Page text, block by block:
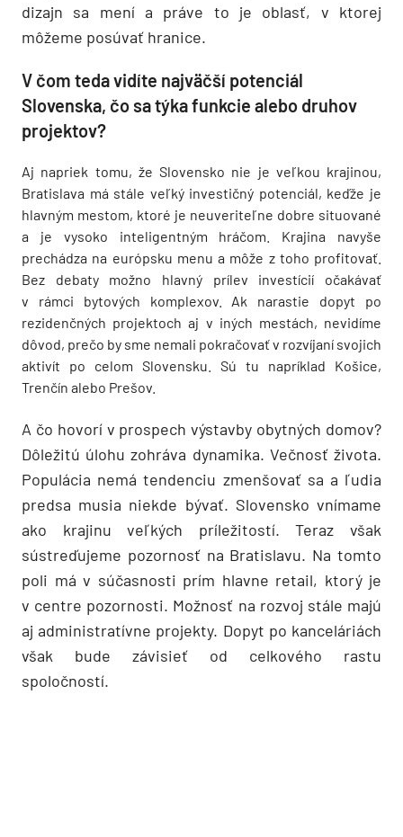
dizajn sa mení a práve to je oblasť, v ktorej
môžeme posúvať hranice.
V čom teda vidíte najväčší potenciál
Slovenska, čo sa týka funkcie alebo druhov
projektov?
Aj napriek tomu, že Slovensko nie je veľkou krajinou,
Bratislava má stále veľký investičný potenciál, keďže je
hlavným mestom, ktoré je neuveriteľne dobre situované
a je vysoko inteligentným hráčom. Krajina navyše
prechádza na európsku menu a môže z toho profitovať.
Bez debaty možno hlavný prílev investícií očakávať
v rámci bytových komplexov. Ak narastie dopyt po
rezidenčných projektoch aj v iných mestách, nevidíme
dôvod, prečo by sme nemali pokračovať v rozvíjaní svojich
aktivít po celom Slovensku. Sú tu napríklad Košice,
Trenčín alebo Prešov.
A čo hovorí v prospech výstavby obytných domov?
Dôležitú úlohu zohráva dynamika. Večnosť života.
Populácia nemá tendenciu zmenšovať sa a ľudia
predsa musia niekde bývať. Slovensko vnímame
ako krajinu veľkých príležitostí. Teraz však
sústreďujeme pozornosť na Bratislavu. Na tomto
poli má v súčasnosti prím hlavne retail, ktorý je
v centre pozornosti. Možnosť na rozvoj stále majú
aj administratívne projekty. Dopyt po kanceláriách
však bude závisieť od celkového rastu
spoločností.